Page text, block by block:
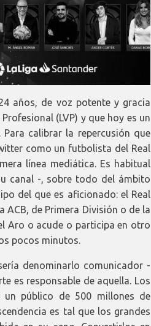
años, de voz potente y gracia
(LVP) y que hoy es un
calibrar la repercusión que
como un futbolista del Real
línea mediática. Es habitual
canal -, sobre todo del ámbito
del que es aficionado: el Real
de Primera División o de la
Aro o acude o participa en otro
pocos minutos.
denominarlo comunicador -
es responsable de aquella. Los
un público de 500 millones de
es tal que los grandes